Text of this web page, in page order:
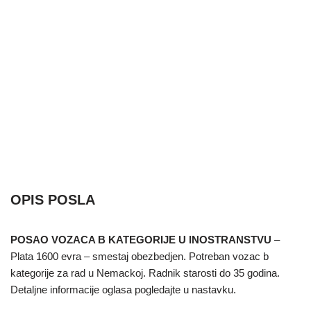
OPIS POSLA
POSAO VOZACA B KATEGORIJE U INOSTRANSTVU –
Plata 1600 evra – smestaj obezbedjen. Potreban vozac b
kategorije za rad u Nemackoj. Radnik starosti do 35 godina.
Detaljne informacije oglasa pogledajte u nastavku.